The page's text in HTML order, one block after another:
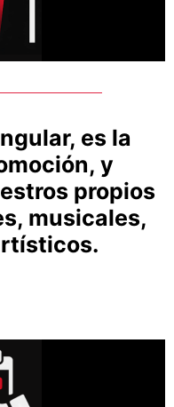
es la
y
propios
musicales,